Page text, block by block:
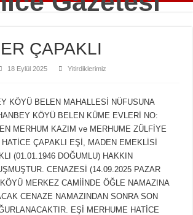
ÇAPAKLI
18 Eylül 2025
Yitirdiklerimiz
KÖYÜ BELEN MAHALLESİ NÜFUSUNA
KÖYÜ BELEN KÜME EVLERİ NO:
MERHUM KAZIM ve MERHUME ZÜLFİYE
ÇAPAKLI EŞİ, MADEN EMEKLİSİ
(01.01.1946 DOĞUMLU) HAKKIN
CENAZESİ (14.09.2025 PAZAR
MERKEZ CAMİİNDE ÖĞLE NAMAZINA
CENAZE NAMAZINDAN SONRA SON
EŞİ MERHUME HATİCE